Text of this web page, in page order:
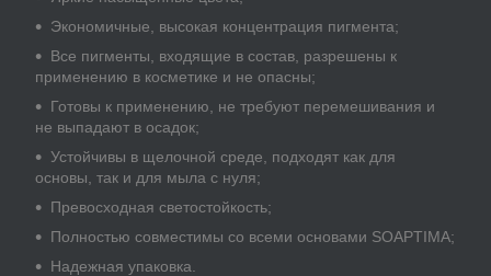
Экономичные, высокая концентрация пигмента;
Все пигменты, входящие в состав, разрешены к
применению в косметике и не опасны;
Готовы к применению, не требуют перемешивания и
не выпадают в осадок;
Устойчивы в щелочной среде, подходят как для
основы, так и для мыла с нуля;
Превосходная светостойкость;
Полностью совместимы со всеми основами SOAPTIMA;
Надежная упаковка.